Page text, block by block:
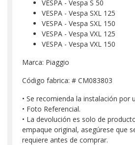
VESPA - Vespa S 50
VESPA - Vespa SXL 125
VESPA - Vespa SXL 150
VESPA - Vespa VXL 125
VESPA - Vespa VXL 150
Marca: Piaggio
Código fabrica: # CM083803
• Se recomienda la instalación por
• Foto Referencial.
• La devolución es solo de
empaque original, asegúrese que
requiere antes de comprar.